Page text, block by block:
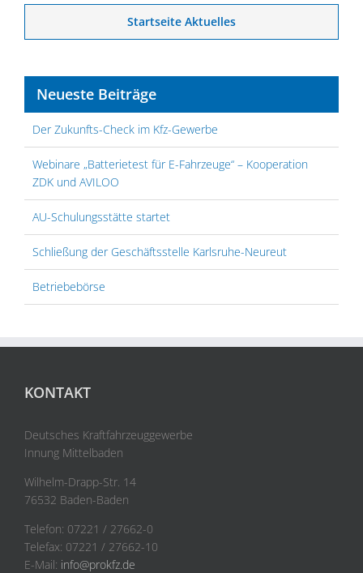
Startseite Aktuelles
Neueste Beiträge
Der Zukunfts-Check im Kfz-Gewerbe
Webinare „Batterietest für E-Fahrzeuge“ – Kooperation
ZDK und AVILOO
AU-Schulungsstätte startet
Schließung der Geschäftsstelle Karlsruhe-Neureut
Betriebebörse
KONTAKT
Deutsches Kraftfahrzeuggewerbe
Innung Mittelbaden
Wilhelm-Drapp-Str. 14
76532 Baden-Baden
Telefon: 07221 / 27662-0
Telefax: 07221 / 27662-10
E-Mail: info@prokfz.de